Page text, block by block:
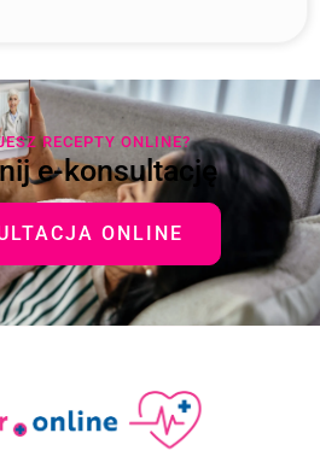
RECEPTY ONLINE?
e-konsultację
ONLINE